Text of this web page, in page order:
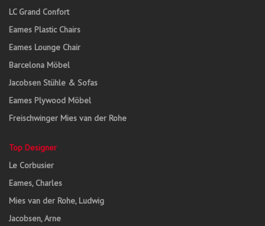
LC Grand Confort
Eames Plastic Chairs
Eames Lounge Chair
Barcelona Möbel
Jacobsen Stühle & Sofas
Eames Plywood Möbel
Freischwinger Mies van der Rohe
Top Designer
Le Corbusier
Eames, Charles
Mies van der Rohe, Ludwig
Jacobsen, Arne